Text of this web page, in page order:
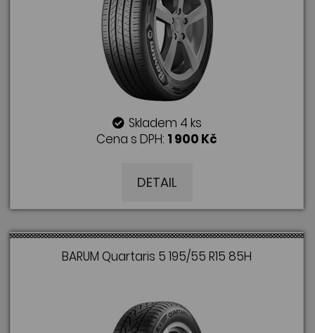
Skladem 4 ks
Cena s DPH: 1 900 Kč
DETAIL
BARUM Quartaris 5 195/55 R15 85H